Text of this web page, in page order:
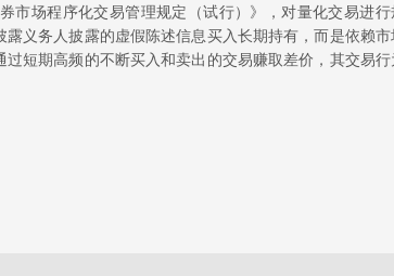
市场程序化交易管理规定（试行）》，对量化交易进行
义务人披露的虚假陈述信息买入长期持有，而是依赖市
短期高频的不断买入和卖出的交易赚取差价，其交易行